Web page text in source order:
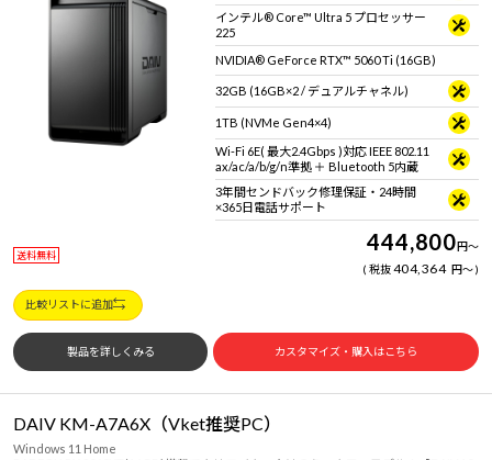
インテル® Core™ Ultra 5 プロセッサー
225
NVIDIA® GeForce RTX™ 5060 Ti (16GB)
32GB (16GB×2 / デュアルチャネル)
1TB (NVMe Gen4×4)
Wi-Fi 6E( 最大2.4Gbps )対応 IEEE 802.11
ax/ac/a/b/g/n準拠 ＋ Bluetooth 5内蔵
3年間センドバック修理保証・24時間
×365日電話サポート
送料無料 444,800円～
税抜404,364 円～
比較リストに追加
製品を詳しくみる カスタマイズ・購入はこちら
DAIV KM-A7A6X（Vket推奨PC）
Windows 11 Home